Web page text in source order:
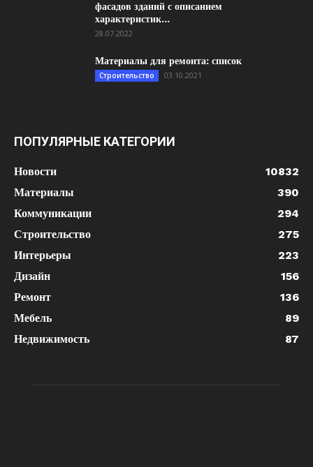
фасадов зданий с описанием
характеристик...
28.07.2022
Материалы для ремонта: список
Строительство 03.10.2021
ПОПУЛЯРНЫЕ КАТЕГОРИИ
Новости
10832
Материалы
390
Коммуникации
294
Строительство
275
Интерьеры
223
Дизайн
156
Ремонт
136
Мебель
89
Недвижимость
87